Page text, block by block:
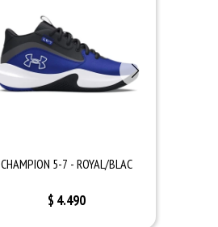
CHAMPION 5-7 - ROYAL/BLAC
$ 4.490